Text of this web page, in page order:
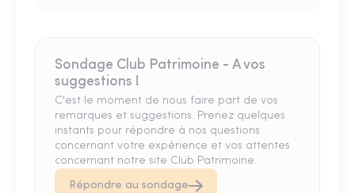
Sondage Club Patrimoine - A vos
suggestions !
C'est le moment de nous faire part de vos
remarques et suggestions. Prenez quelques
instants pour répondre à nos questions
concernant votre expérience et vos attentes
concernant notre site Club Patrimoine.
Répondre au sondage